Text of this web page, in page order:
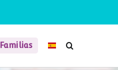
Familias